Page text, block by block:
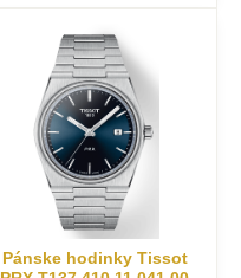
Pánske hodinky Tissot